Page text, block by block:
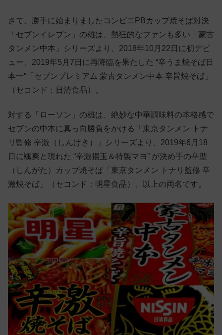
さて、勝手に始まりましたコンビニPBカップ焼そば対決
「セブンイレブン」の雄は、熱狂的なファンも多い「蒙古
タンメン中本」シリーズより、2018年10月22日に初デビ
ュー、2019年5月7日に再降臨を果たした “辛うま焼そば日
本一”「セブンプレミアム 蒙古タンメン中本 辛旨焼そば」
（セコンド：日清食品）。
対する「ローソン」の雄は、絶妙な中華調味料の本格感で
セブンの中本に真っ向勝負をかける「東京タンメン トナ
リ監修 辛激（しんげき）」シリーズより、2019年6月18
日に颯爽と現れた “辛激揚玉＆特製マヨ” が決め手の辛型
（しんがた）カップ焼そば「東京タンメン トナリ監修 辛
激焼そば」（セコンド：明星食品）、以上の両名です。